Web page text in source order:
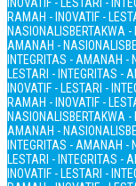
RAMAH - INOVATIF -
NASIONALISBERTAKWA
AMANAH - NASIONALIS
INTEGRITAS - AMANAH -
LESTARI - INTEGRITAS -
INOVATIF - LESTARI -
RAMAH - INOVATIF -
NASIONALISBERTAKWA
AMANAH - NASIONALIS
INTEGRITAS - AMANAH -
LESTARI - INTEGRITAS -
INOVATIF - LESTARI -